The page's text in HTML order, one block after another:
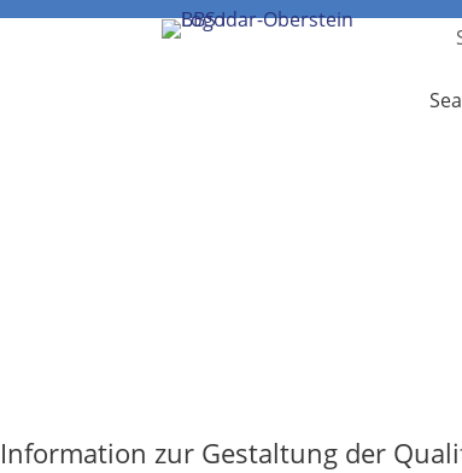
Information zur Gestaltung der